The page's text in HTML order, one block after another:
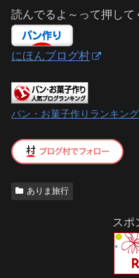
読んでるよ～って押して
にほんブログ村
パン・お菓子作りランキング
ありま旅行
スポ